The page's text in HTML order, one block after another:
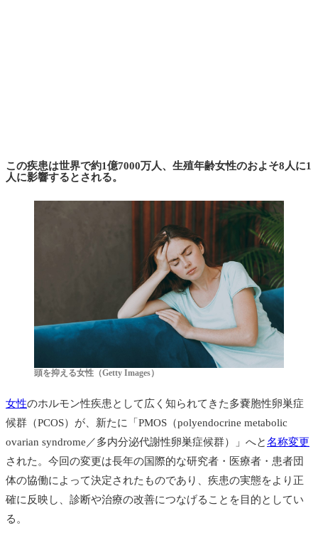
この疾患は世界で約1億7000万人、生殖年齢女性のおよそ8人に1
人に影響するとされる。
頭を抑える女性（Getty Images）
女性のホルモン性疾患として広く知られてきた多嚢胞性卵巣症
候群（PCOS）が、新たに「PMOS（polyendocrine metabolic
ovarian syndrome／多内分泌代謝性卵巣症候群）」へと名称変更
された。今回の変更は長年の国際的な研究者・医療者・患者団
体の協働によって決定されたものであり、疾患の実態をより正
確に反映し、診断や治療の改善につなげることを目的としてい
る。